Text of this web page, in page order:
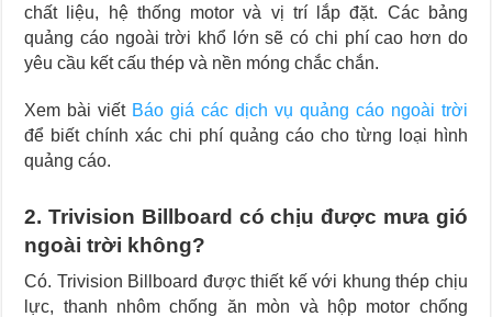
chất liệu, hệ thống motor và vị trí lắp đặt. Các bảng
quảng cáo ngoài trời khổ lớn sẽ có chi phí cao hơn do
yêu cầu kết cấu thép và nền móng chắc chắn.
Xem bài viết Báo giá các dịch vụ quảng cáo ngoài trời
để biết chính xác chi phí quảng cáo cho từng loại hình
quảng cáo.
2. Trivision Billboard có chịu được mưa gió
ngoài trời không?
Có. Trivision Billboard được thiết kế với khung thép chịu
lực, thanh nhôm chống ăn mòn và hộp motor chống